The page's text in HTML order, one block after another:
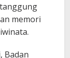
memori
Badan